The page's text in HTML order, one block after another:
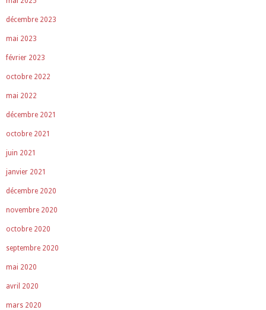
décembre 2023
mai 2023
février 2023
octobre 2022
mai 2022
décembre 2021
octobre 2021
juin 2021
janvier 2021
décembre 2020
novembre 2020
octobre 2020
septembre 2020
mai 2020
avril 2020
mars 2020